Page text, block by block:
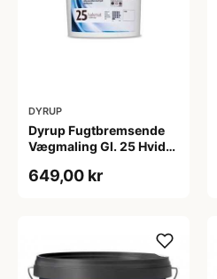
DYRUP
Dyrup Fugtbremsende
Vægmaling Gl. 25 Hvid
649,00 kr